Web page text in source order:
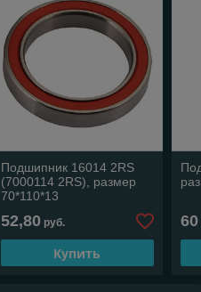
Подшипник 16014 2RS
(7000114 2RS), размер
70*110*13
52,80руб.
Купить
60